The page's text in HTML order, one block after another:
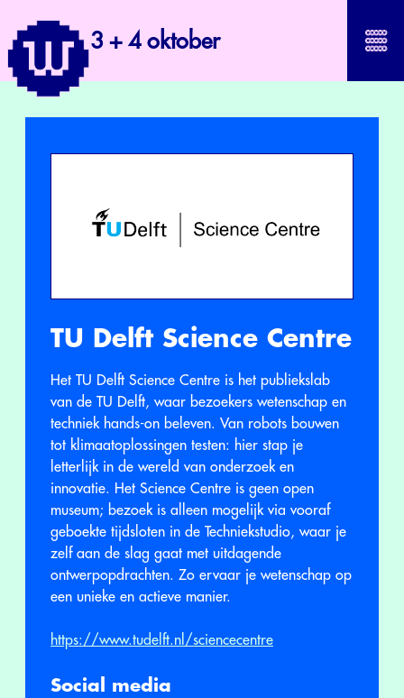
3 + 4 oktober
TU Delft Science Centre
Het TU Delft Science Centre is het publiekslab
van de TU Delft, waar bezoekers wetenschap en
techniek hands-on beleven. Van robots bouwen
tot klimaatoplossingen testen: hier stap je
letterlijk in de wereld van onderzoek en
innovatie. Het Science Centre is geen open
museum; bezoek is alleen mogelijk via vooraf
geboekte tijdsloten in de Techniekstudio, waar je
zelf aan de slag gaat met uitdagende
ontwerpopdrachten. Zo ervaar je wetenschap op
een unieke en actieve manier.
https://www.tudelft.nl/sciencecentre
Social media